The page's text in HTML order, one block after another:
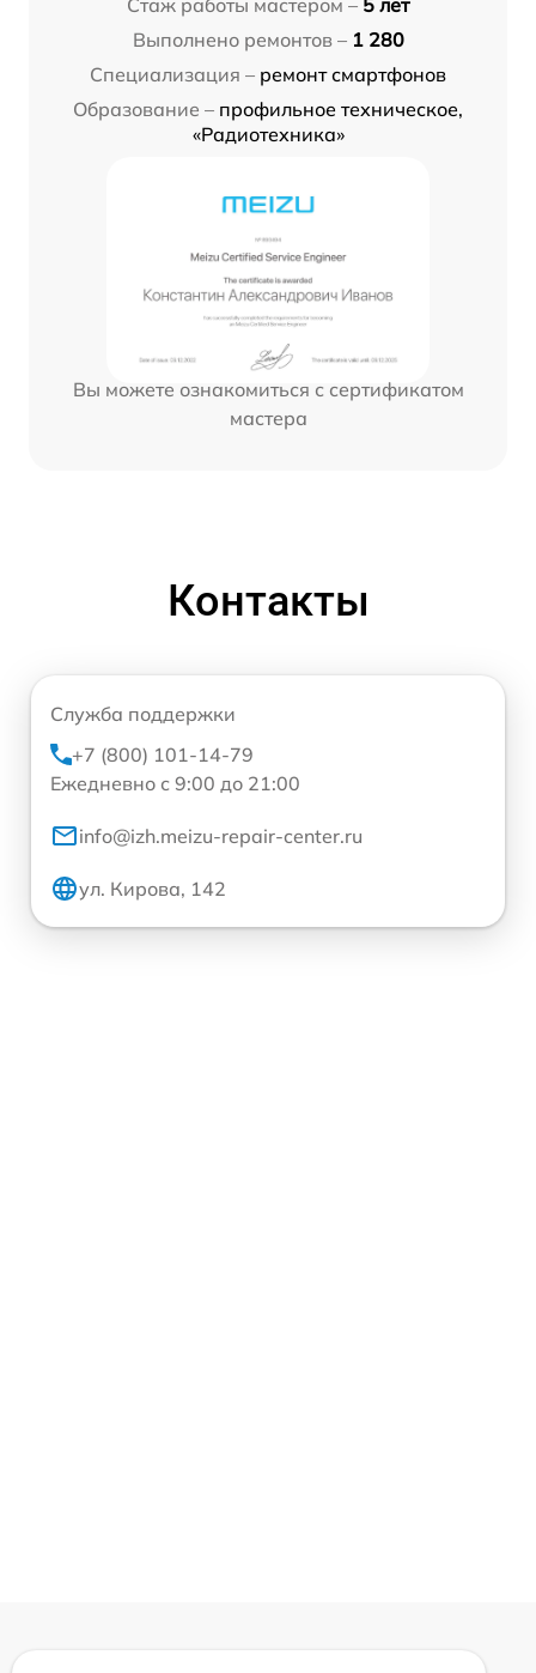
Выполнено ремонтов – 1 280
Специализация – ремонт смартфонов
Образование – профильное техническое,
«Радиотехника»
Вы можете ознакомиться с сертификатом
мастера
Контакты
Служба поддержки
+7 (800) 101-14-79
Ежедневно с 9:00 до 21:00
info@izh.meizu-repair-center.ru
ул. Кирова, 142